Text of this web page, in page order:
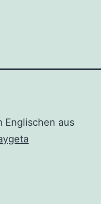
Englischen aus